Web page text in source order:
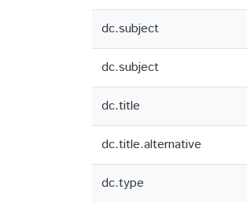
dc.subject
dc.subject
dc.title
dc.title.alternative
dc.type